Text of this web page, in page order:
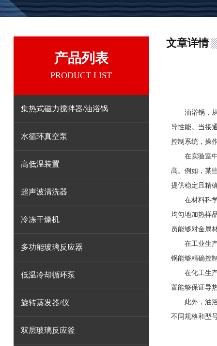
文章详情
油浴锅，
导性能。当接
控制系统，操
在实验室中
高。例如，某
提供稳定且精
在材料科学
均匀地加热样
员能够对金属
在工业生产
锅能够精确控
在化工生产
置能够保证导
此外，油浴
不同规格和型
产品列表
PRODUCT LIST
集热式磁力搅拌器/油浴锅
水循环真空泵
高低温装置
超声波清洗器
冷冻干燥机
多功能玻璃反应器
低温冷却循环泵
旋转蒸发器/仪
双层玻璃反应釜